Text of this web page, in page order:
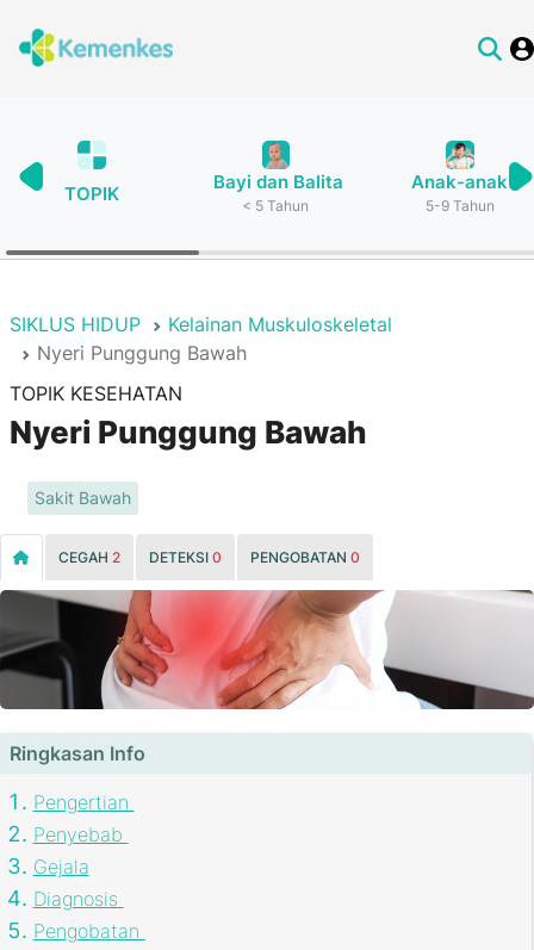
TOPIK
Bayi dan Balita
< 5 Tahun
Anak-anak
5-9 Tahun
SIKLUS HIDUP
Kelainan Muskuloskeletal
Nyeri Punggung Bawah
TOPIK KESEHATAN
Nyeri Punggung Bawah
Sakit Bawah
CEGAH 2 DETEKSI 0 PENGOBATAN 0
Ringkasan Info
Pengertian
Penyebab
Gejala
Diagnosis
Pengobatan